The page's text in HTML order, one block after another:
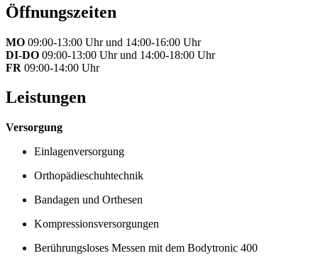
Öffnungszeiten
MO 09:00-13:00 Uhr und 14:00-16:00 Uhr
DI-DO 09:00-13:00 Uhr und 14:00-18:00 Uhr
FR 09:00-14:00 Uhr
Leistungen
Versorgung
Einlagenversorgung
Orthopädieschuhtechnik
Bandagen und Orthesen
Kompressionsversorgungen
Berührungsloses Messen mit dem Bodytronic 400